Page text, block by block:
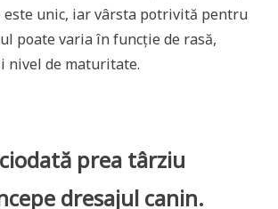
este unic, iar vârsta potrivită pentru
poate varia în funcție de rasă,
nivel de maturitate.
prea târziu
dresajul canin.